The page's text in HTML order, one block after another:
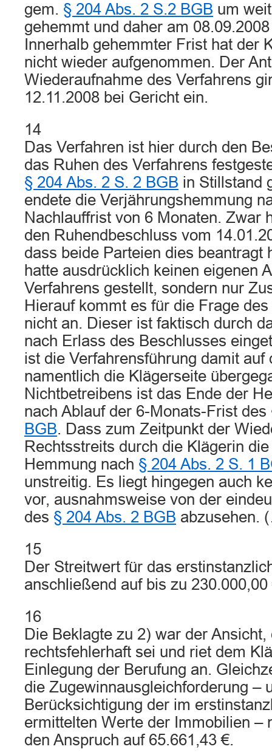
gem. § 204 Abs. 2 S.2 BGB um
gehemmt und daher am
Innerhalb gehemmter Frist hat der
nicht wieder aufgenommen. Der
Wiederaufnahme des Verfahrens
12.11.2008 bei Gericht ein.
14
Das Verfahren ist hier durch den
das Ruhen des Verfahrens
§ 204 Abs. 2 S. 2 BGB in Stillstand
endete die Verjährungshemmung
Nachlauffrist von 6 Monaten. Zwar
den Ruhendbeschluss vom
dass beide Parteien dies beantragt
hatte ausdrücklich keinen eigenen
Verfahrens gestellt, sondern nur
Hierauf kommt es für die Frage
nicht an. Dieser ist faktisch durch
nach Erlass des Beschlusses
ist die Verfahrensführung damit auf
namentlich die Klägerseite
Nichtbetreibens ist das Ende der
nach Ablauf der 6-Monats-Frist des
BGB. Dass zum Zeitpunkt der
Rechtsstreits durch die Klägerin
Hemmung nach § 204 Abs. 2 S. 1
unstreitig. Es liegt hingegen auch
vor, ausnahmsweise von der
des § 204 Abs. 2 BGB abzusehen.
15
Der Streitwert für das
anschließend auf bis zu
16
Die Beklagte zu 2) war der
rechtsfehlerhaft sei und riet dem
Einlegung der Berufung an.
die Zugewinnausgleichforderung –
Berücksichtigung der im
ermittelten Werte der Immobilien –
den Anspruch auf 65.661,43 €.